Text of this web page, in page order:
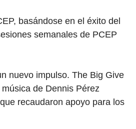
basándose en el éxito del
semanales de PCEP
nuevo impulso. The Big Give
de Dennis Pérez
recaudaron apoyo para los